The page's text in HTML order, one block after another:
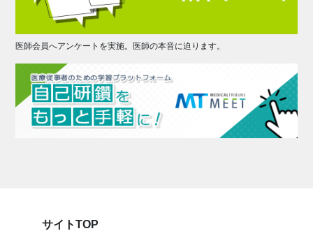
医師会員へアンケートを実施。医師の本音に迫ります。
サイトTOP